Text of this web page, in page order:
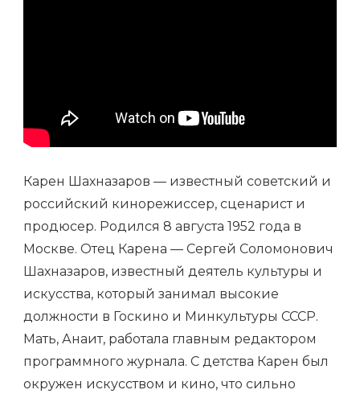
Карен Шахназаров — известный советский и
российский кинорежиссер, сценарист и
продюсер. Родился 8 августа 1952 года в
Москве. Отец Карена — Сергей Соломонович
Шахназаров, известный деятель культуры и
искусства, который занимал высокие
должности в Госкино и Минкультуры СССР.
Мать, Анаит, работала главным редактором
программного журнала. С детства Карен был
окружен искусством и кино, что сильно